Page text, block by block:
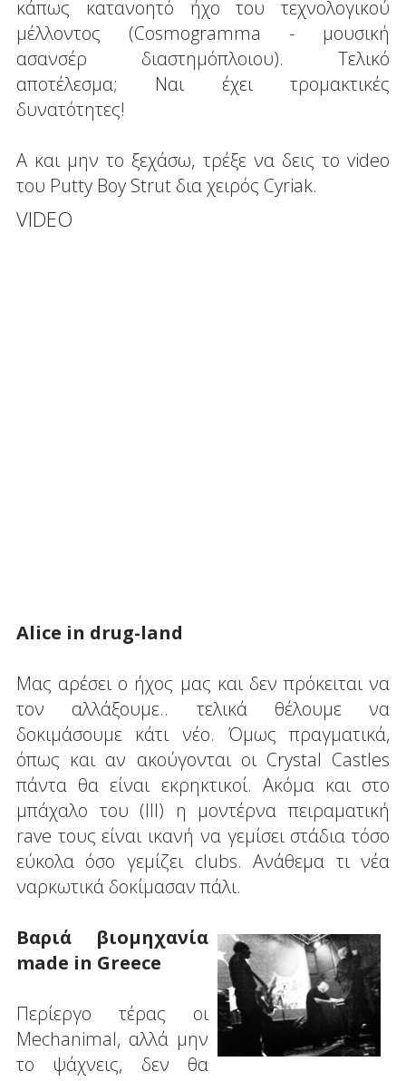
κάπως κατανοητό ήχο του τεχνολογικού
μέλλοντος (Cosmogramma - μουσική
ασανσέρ διαστημόπλοιου). Τελικό
αποτέλεσμα; Ναι έχει τρομακτικές
δυνατότητες!
Α και μην το ξεχάσω, τρέξε να δεις το video
του Putty Boy Strut δια χειρός Cyriak.
VIDEO
Alice in drug-land
Μας αρέσει ο ήχος μας και δεν πρόκειται να
τον αλλάξουμε.. τελικά θέλουμε να
δοκιμάσουμε κάτι νέο. Όμως πραγματικά,
όπως και αν ακούγονται οι Crystal Castles
πάντα θα είναι εκρηκτικοί. Ακόμα και στο
μπάχαλο του (ΙΙΙ) η μοντέρνα πειραματική
rave τους είναι ικανή να γεμίσει στάδια τόσο
εύκολα όσο γεμίζει clubs. Ανάθεμα τι νέα
ναρκωτικά δοκίμασαν πάλι.
Βαριά βιομηχανία
made in Greece
Περίεργο τέρας οι
Mechanimal, αλλά μην
το ψάχνεις, δεν θα